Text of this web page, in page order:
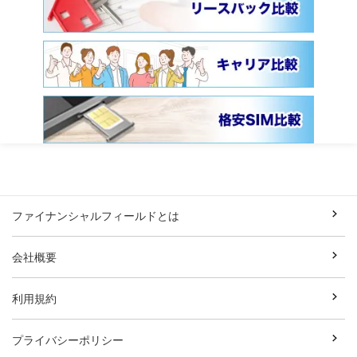
ファイナンシャルフィールドとは
会社概要
利用規約
プライバシーポリシー